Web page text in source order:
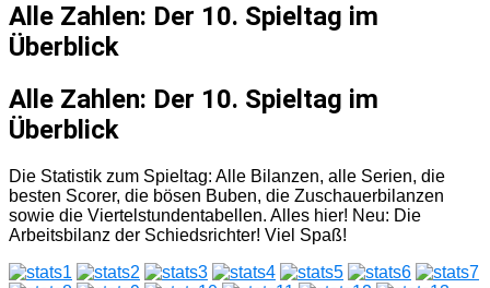
Alle Zahlen: Der 10. Spieltag im
Überblick
Alle Zahlen: Der 10. Spieltag im
Überblick
Die Statistik zum Spieltag: Alle Bilanzen, alle Serien, die
besten Scorer, die bösen Buben, die Zuschauerbilanzen
sowie die Viertelstundentabellen. Alles hier! Neu: Die
Arbeitsbilanz der Schiedsrichter! Viel Spaß!